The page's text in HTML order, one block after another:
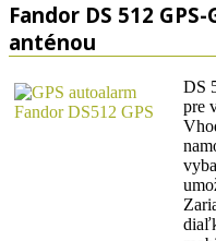
Fandor DS 512
anténou
DS
pre